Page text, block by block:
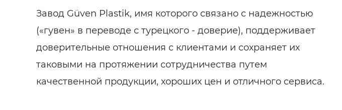
Завод Güven Plastik, имя которого связано с надежностью
(«гувен» в переводе с турецкого - доверие), поддерживает
доверительные отношения с клиентами и сохраняет их
таковыми на протяжении сотрудничества путем
качественной продукции, хороших цен и отличного сервиса.